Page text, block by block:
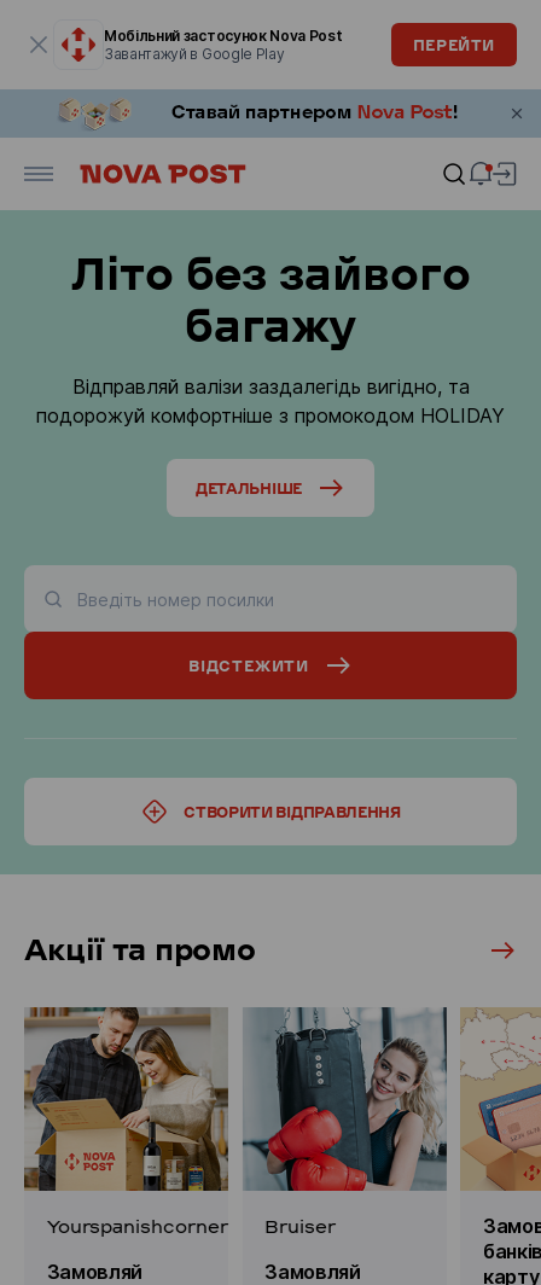
Мобільний застосунок Nova Post
Завантажуй в Google Play
ПЕРЕЙТИ
Літо без зайвого
багажу
Відправляй валізи заздалегідь вигідно, та
подорожуй комфортніше з промокодом HOLIDAY
ДЕТАЛЬНІШЕ
ВІДСТЕЖИТИ
СТВОРИТИ ВІДПРАВЛЕННЯ
Акції та промо
Yourspanishcorner
Замовляй
Bruiser
Замовляй